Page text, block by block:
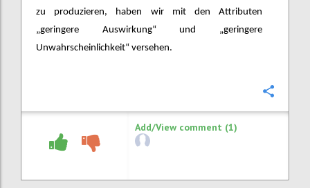
zu produzieren, haben wir mit den Attributen
„geringere Auswirkung“ und „geringere
Unwahrscheinlichkeit“ versehen.
Add/View comment (1)